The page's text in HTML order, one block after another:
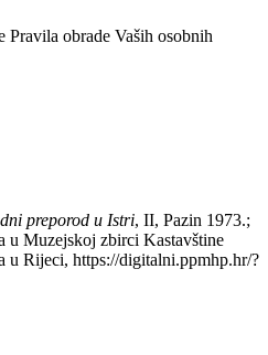
Pravila obrade Vaših osobnih
preporod u Istri, II, Pazin 1973.;
u Muzejskoj zbirci Kastavštine
u Rijeci, https://digitalni.ppmhp.hr/?